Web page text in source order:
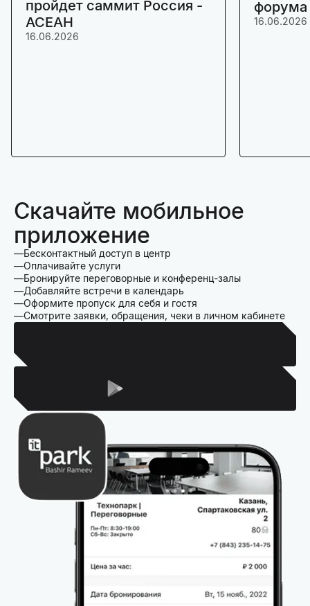
пройдет саммит Россия -
АСЕАН
16.06.2026
16.06.2026
Скачайте мобильное
приложение
Бесконтактный доступ в центр
Оплачивайте услуги
Бронируйте переговорные и конференц-залы
Добавляйте встречи в календарь
Оформите пропуск для себя и гостя
Смотрите заявки, обращения, чеки в личном кабинете